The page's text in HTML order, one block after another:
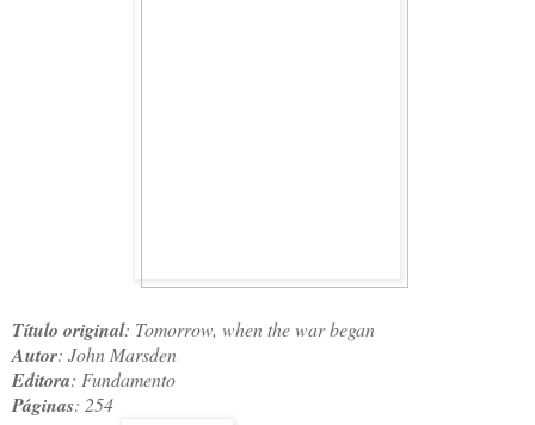
Título original: Tomorrow, when the war began
Autor: John Marsden
Editora: Fundamento
Páginas: 254